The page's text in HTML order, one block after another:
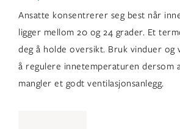
Ansatte konsentrerer seg best når
ligger mellom 20 og 24 grader. Et
deg å holde oversikt. Bruk vinduer og
å regulere innetemperaturen dersom
mangler et godt ventilasjonsanlegg.